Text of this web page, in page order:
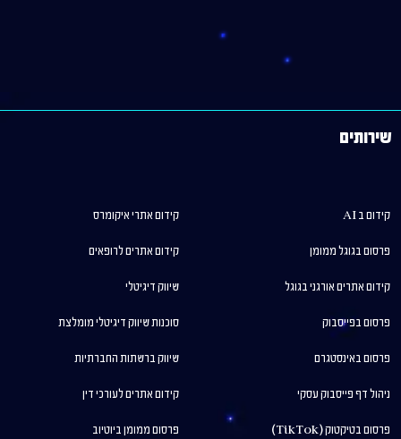
שירותים
קידום ב AI
פרסום בגוגל ממומן
קידום אתרים אורגני בגוגל
פרסום בפייסבוק
פרסום באינסטגרם
ניהול דף פייסבוק עסקי
פרסום בטיקטוק (TikTok)
קידום אתרי איקומרס
קידום אתרים לרופאים
שיווק דיגיטלי
סוכנות שיווק דיגיטלי מומלצת
שיווק ברשתות החברתיות
קידום אתרים לעורכי דין
פרסום ממומן ביוטיוב